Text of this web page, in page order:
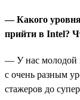
— Какого
прийти в Intel?
— У нас молодой
с очень разным
стажеров до